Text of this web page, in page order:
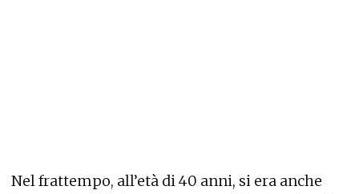
Nel frattempo, all’età di 40 anni, si era anche